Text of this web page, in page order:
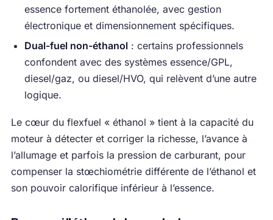
essence fortement éthanolée, avec gestion
électronique et dimensionnement spécifiques.
Dual-fuel non-éthanol: certains professionnels
confondent avec des systèmes essence/GPL,
diesel/gaz, ou diesel/HVO, qui relèvent d’une autre
logique.
Le cœur du flexfuel « éthanol » tient à la capacité du
moteur à détecter et corriger la richesse, l’avance à
l’allumage et parfois la pression de carburant, pour
compenser la stœchiométrie différente de l’éthanol et
son pouvoir calorifique inférieur à l’essence.